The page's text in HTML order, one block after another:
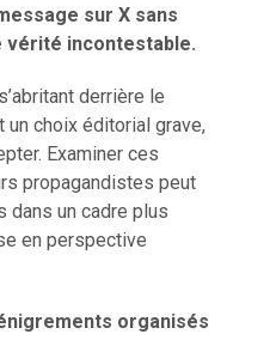
sur X sans
vérité incontestable.
derrière le
choix éditorial grave,
Examiner ces
propagandistes peut
dans un cadre plus
en perspective
organisés